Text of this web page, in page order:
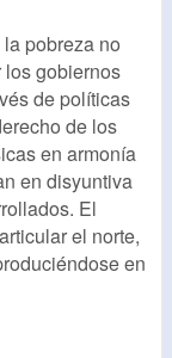
pobreza no
los gobiernos
de políticas
de los
en armonía
en disyuntiva
El
el norte,
en